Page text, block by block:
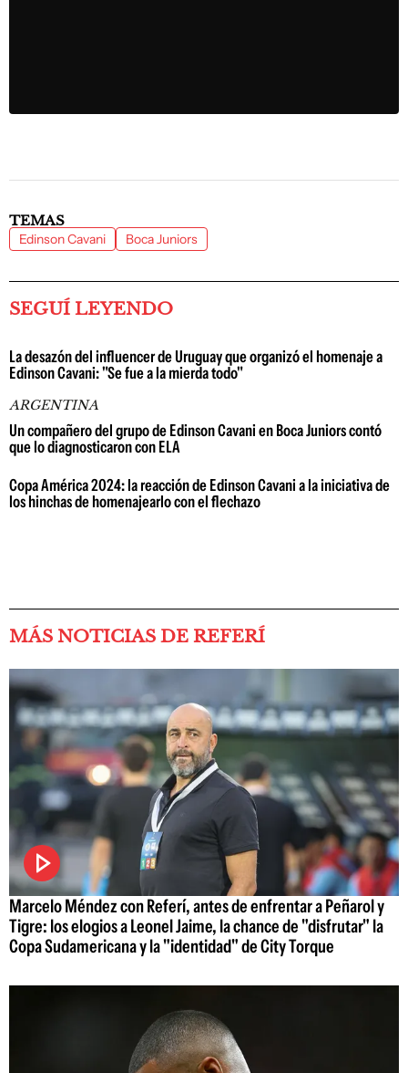
TEMAS
Edinson Cavani Boca Juniors
SEGUÍ LEYENDO
La desazón del influencer de Uruguay que organizó el homenaje a
Edinson Cavani: "Se fue a la mierda todo"
ARGENTINA
Un compañero del grupo de Edinson Cavani en Boca Juniors contó
que lo diagnosticaron con ELA
Copa América 2024: la reacción de Edinson Cavani a la iniciativa de
los hinchas de homenajearlo con el flechazo
MÁS NOTICIAS DE REFERÍ
Marcelo Méndez con Referí, antes de enfrentar a Peñarol y
Tigre: los elogios a Leonel Jaime, la chance de "disfrutar" la
Copa Sudamericana y la "identidad" de City Torque